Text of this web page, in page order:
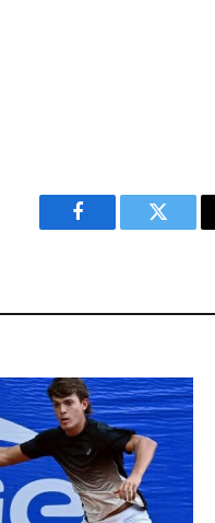
Facebook Twitter